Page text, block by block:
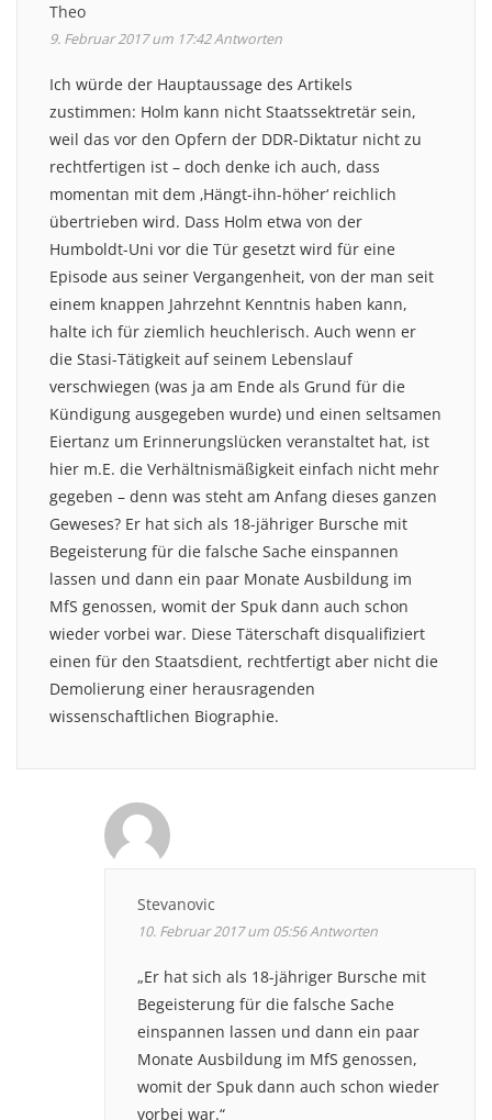
Theo
9. Februar 2017 um 17:42Antworten
Ich würde der Hauptaussage des Artikels
zustimmen: Holm kann nicht Staatssektretär sein,
weil das vor den Opfern der DDR-Diktatur nicht zu
rechtfertigen ist – doch denke ich auch, dass
momentan mit dem ‚Hängt-ihn-höher‘ reichlich
übertrieben wird. Dass Holm etwa von der
Humboldt-Uni vor die Tür gesetzt wird für eine
Episode aus seiner Vergangenheit, von der man seit
einem knappen Jahrzehnt Kenntnis haben kann,
halte ich für ziemlich heuchlerisch. Auch wenn er
die Stasi-Tätigkeit auf seinem Lebenslauf
verschwiegen (was ja am Ende als Grund für die
Kündigung ausgegeben wurde) und einen seltsamen
Eiertanz um Erinnerungslücken veranstaltet hat, ist
hier m.E. die Verhältnismäßigkeit einfach nicht mehr
gegeben – denn was steht am Anfang dieses ganzen
Geweses? Er hat sich als 18-jähriger Bursche mit
Begeisterung für die falsche Sache einspannen
lassen und dann ein paar Monate Ausbildung im
MfS genossen, womit der Spuk dann auch schon
wieder vorbei war. Diese Täterschaft disqualifiziert
einen für den Staatsdient, rechtfertigt aber nicht die
Demolierung einer herausragenden
wissenschaftlichen Biographie.
Stevanovic
10. Februar 2017 um 05:56Antworten
„Er hat sich als 18-jähriger Bursche mit
Begeisterung für die falsche Sache
einspannen lassen und dann ein paar
Monate Ausbildung im MfS genossen,
womit der Spuk dann auch schon wieder
vorbei war.“